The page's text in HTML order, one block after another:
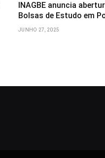
INAGBE anuncia
Bolsas de Estudo em
JUNHO 27, 2025